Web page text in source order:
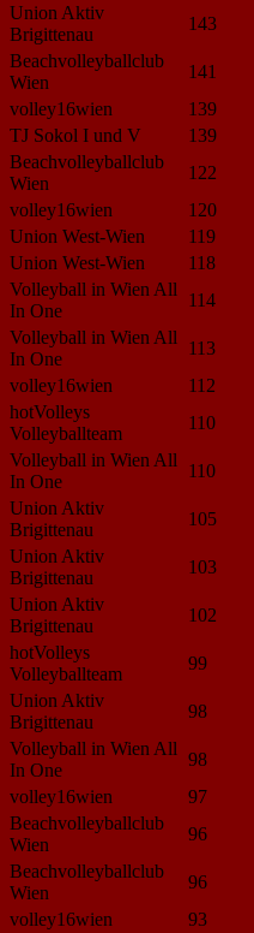
Union Aktiv
Brigittenau
143
Beachvolleyballclub
Wien
141
volley16wien
139
TJ Sokol I und V
139
Beachvolleyballclub
Wien
122
volley16wien
120
Union West-Wien
119
Union West-Wien
118
Volleyball in Wien All
In One
114
Volleyball in Wien All
In One
113
volley16wien
112
hotVolleys
Volleyballteam
110
Volleyball in Wien All
In One
110
Union Aktiv
Brigittenau
105
Union Aktiv
Brigittenau
103
Union Aktiv
Brigittenau
102
hotVolleys
Volleyballteam
99
Union Aktiv
Brigittenau
98
Volleyball in Wien All
In One
98
volley16wien
97
Beachvolleyballclub
Wien
96
Beachvolleyballclub
Wien
96
volley16wien
93